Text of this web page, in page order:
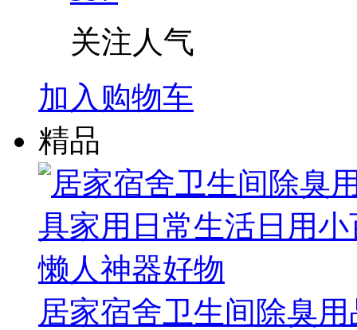
关注人气
加入购物车
精品
居家宿舍卫生间除臭